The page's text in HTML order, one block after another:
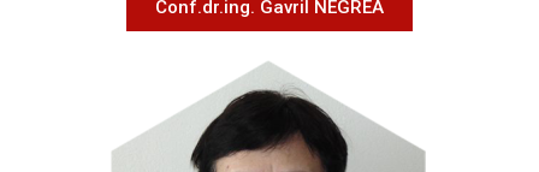
Conf.dr.ing. Gavril NEGREA